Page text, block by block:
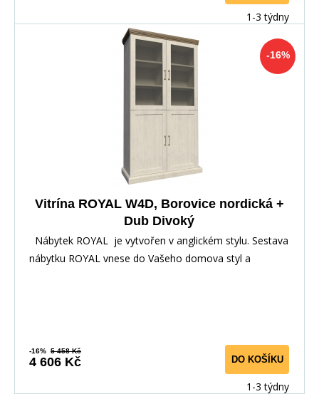
1-3 týdny
-16%
Vitrína ROYAL W4D, Borovice nordická +
Dub Divoký
Nábytek ROYAL je vytvořen v anglickém stylu. Sestava
nábytku ROYAL vnese do Vašeho domova styl a
-16% 5 458 Kč
4 606 Kč DO KOŠÍKU
1-3 týdny